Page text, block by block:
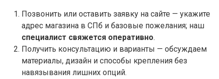
Позвонить или оставить заявку на сайте — укажите
адрес магазина в СПб и базовые пожелания; наш
специалист свяжется оперативно.
Получить консультацию и варианты — обсуждаем
материалы, дизайн и способы крепления без
навязывания лишних опций.